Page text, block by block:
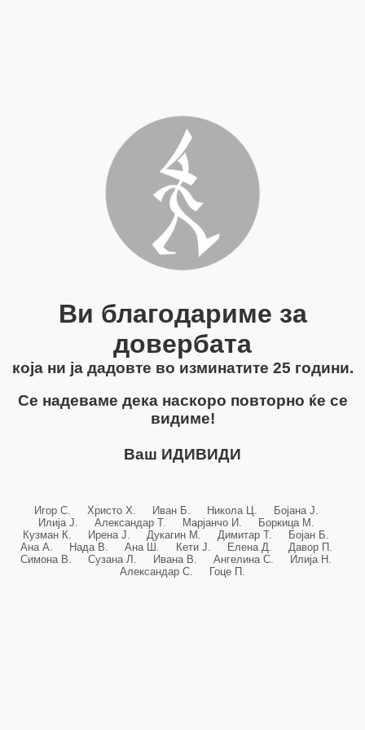
Ви благодариме за
довербата
која ни ја дадовте во изминатите 25 години.
Се надеваме дека наскоро повторно ќе се
видиме!
Ваш ИДИВИДИ
Игор С. Христо Х. Иван Б. Никола Ц. Бојана Ј.
Илија Ј. Александар Т. Марјанчо И. Боркица М.
Кузман К. Ирена Ј. Дукагин М. Димитар Т. Бојан Б.
Ана А. Нада В. Ана Ш. Кети Ј. Елена Д. Давор П.
Симона В. Сузана Л. Ивана В. Ангелина С. Илија Н.
Александар С. Гоце П.